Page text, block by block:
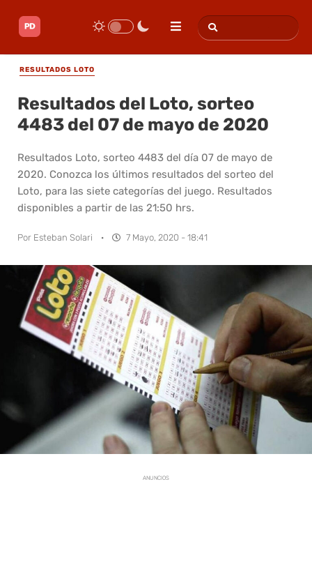
RESULTADOS LOTO
Resultados del Loto, sorteo
4483 del 07 de mayo de 2020
Resultados Loto, sorteo 4483 del día 07 de mayo de
2020. Conozca los últimos resultados del sorteo del
Loto, para las siete categorías del juego. Resultados
disponibles a partir de las 21:50 hrs.
Por Esteban Solari · 7 Mayo, 2020 - 18:41
ANUNCIOS